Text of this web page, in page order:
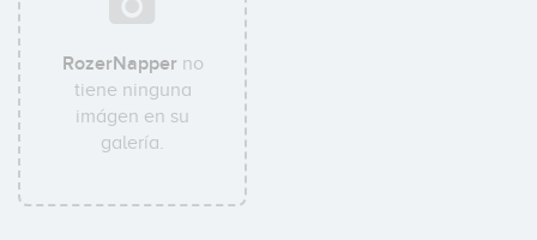
RozerNapper no
tiene ninguna
imágen en su
galería.